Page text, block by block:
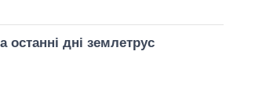
останні дні землетрус